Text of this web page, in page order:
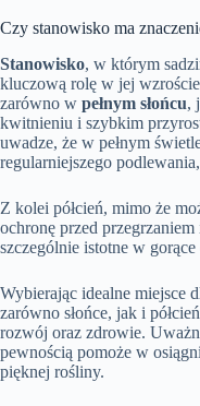
Czy stanowisko ma
Stanowisko, w którym
kluczową rolę w jej
zarówno w pełnym słońcu,
kwitnieniu i szybkim
uwadze, że w pełnym
regularniejszego
Z kolei półcień, mimo że
ochronę przed
szczególnie istotne w gorące
Wybierając idealne miejsce
zarówno słońce, jak i
rozwój oraz zdrowie.
pewnością pomoże w
pięknej rośliny.